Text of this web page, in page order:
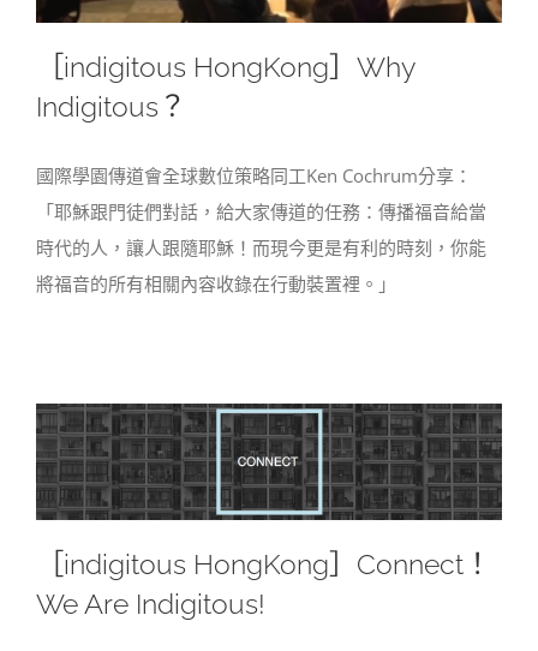
［indigitous HongKong］Why
Indigitous？
國際學園傳道會全球數位策略同工Ken Cochrum分享：
「耶穌跟門徒們對話，給大家傳道的任務：傳播福音給當
時代的人，讓人跟隨耶穌！而現今更是有利的時刻，你能
將福音的所有相關內容收錄在行動裝置裡。」
［indigitous HongKong］Connect！
We Are Indigitous!